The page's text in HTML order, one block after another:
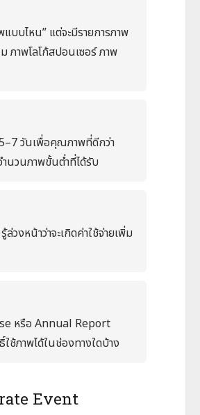
บบไหน” แต่จะมีรายการภาพ
ภาพโลโก้สปอนเซอร์ ภาพ
วันเพื่อคุณภาพที่ดีกว่า
นวนภาพขั้นต่ำที่ได้รับ
งหน้าว่าจะเกิดค่าใช้จ่ายเพิ่ม
หรือ Annual Report
ภาพได้ในช่องทางใดบ้าง
Event